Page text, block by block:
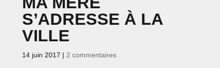
S’ADRESSE À LA
VILLE
14 juin 2017 | 2 commentaires